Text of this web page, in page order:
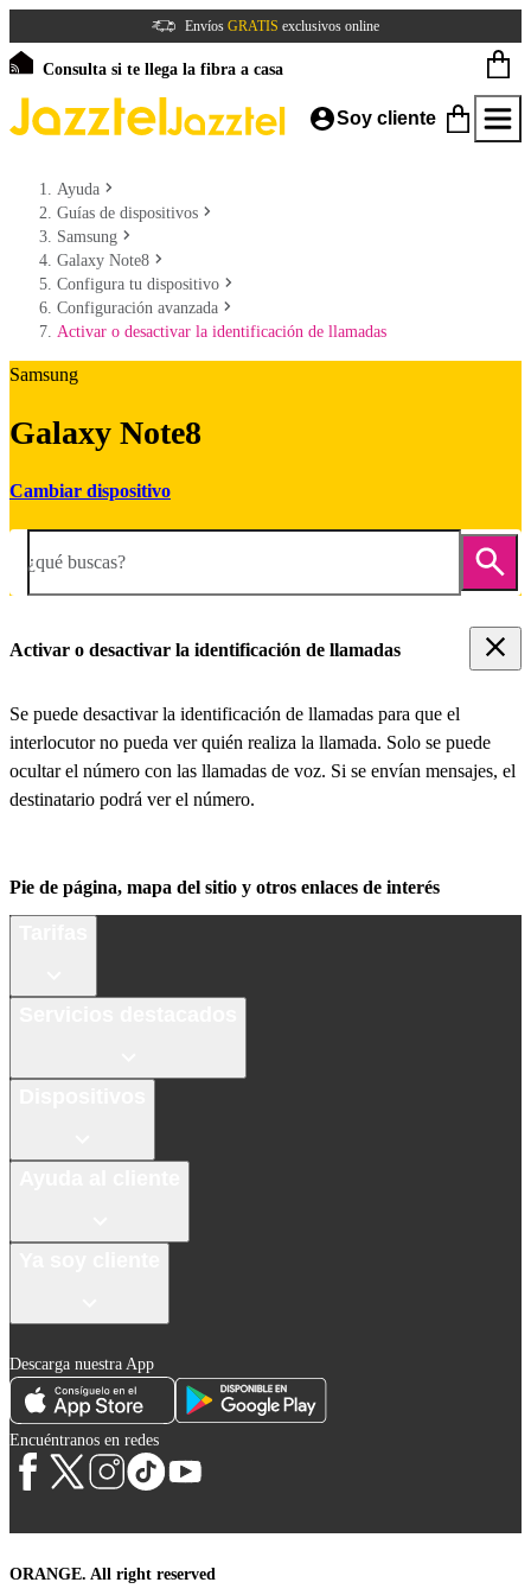
Envíos GRATIS exclusivos online
Consulta si te llega la fibra a casa
Soy cliente
Ayuda
Guías de dispositivos
Samsung
Galaxy Note8
Configura tu dispositivo
Configuración avanzada
Activar o desactivar la identificación de llamadas
Samsung
Galaxy Note8
Cambiar dispositivo
¿qué buscas?
Activar o desactivar la identificación de llamadas
Se puede desactivar la identificación de llamadas para que el
interlocutor no pueda ver quién realiza la llamada. Solo se puede
ocultar el número con las llamadas de voz. Si se envían mensajes, el
destinatario podrá ver el número.
Pie de página, mapa del sitio y otros enlaces de interés
Descarga nuestra App
Encuéntranos en redes
ORANGE. All right reserved